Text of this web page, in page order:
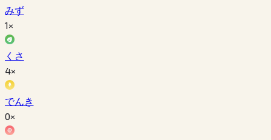
みず
1×
くさ
4×
でんき
0×